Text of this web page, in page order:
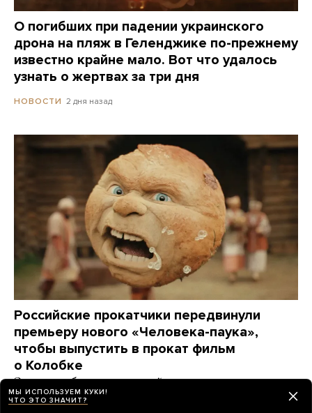
О погибших при падении украинского
дрона на пляж в Геленджике по-прежнему
известно крайне мало. Вот что удалось
узнать о жертвах за три дня
НОВОСТИ 2 дня назад
Российские прокатчики передвинули
премьеру нового «Человека-паука»,
чтобы выпустить в прокат фильм
о Колобке
Зрители обрушили его рейтинг еще до премьеры.
Озвучивший хлеб Гарик Харламов: «Мне глубоко
МЫ ИСПОЛЬЗУЕМ КУКИ!
ЧТО ЭТО ЗНАЧИТ?